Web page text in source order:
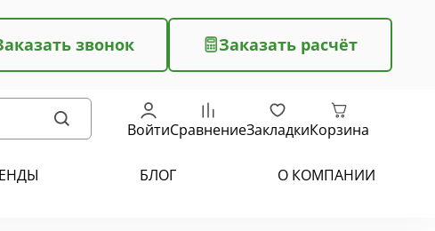
звонок Заказать расчёт
ВойтиСравнениеЗакладкиКорзина
БЛОГ О КОМПАНИИ